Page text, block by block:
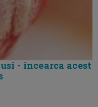
- incearca acest